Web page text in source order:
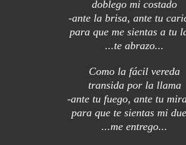
doblego mi costado
-ante la brisa, ante tu
para que me sientas a tu
...te abrazo...
Como la fácil vereda
transida por la llama
-ante tu fuego, ante tu
para que te sientas mi
...me entrego...